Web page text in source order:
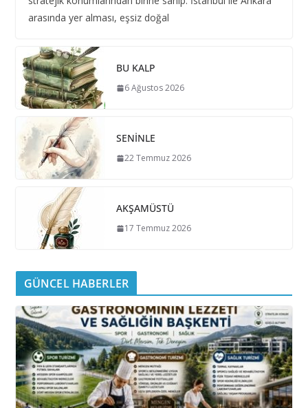
arasında yer alması, eşsiz doğal
BU KALP
6 Ağustos 2026
SENİNLE
22 Temmuz 2026
AKŞAMÜSTÜ
17 Temmuz 2026
GÜNCEL HABERLER